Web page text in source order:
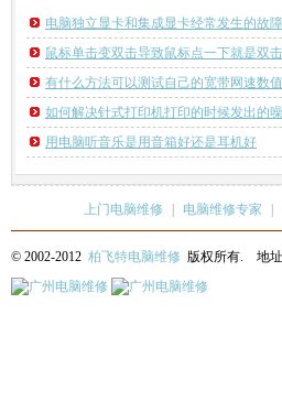
电脑独立显卡和集成显卡经常发生的故
鼠标单击变双击导致鼠标点一下就是双
有什么方法可以测试自己的宽带网速数值
如何解决针式打印机打印的时候发出的
用电脑听音乐是用音箱好还是耳机好
上门电脑维修 电脑维修专家
© 2002-2012 柏飞特电脑维修 版权所有. 地址